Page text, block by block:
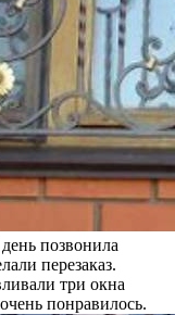
позвонила
перезаказ.
три окна
понравилось.